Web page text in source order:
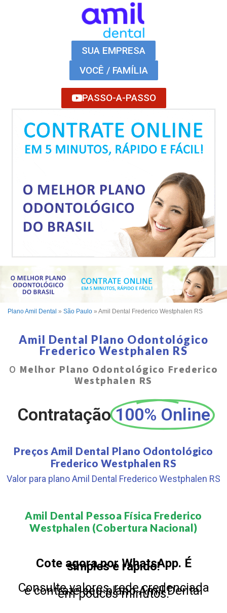
SUA EMPRESA
VOCÊ / FAMÍLIA
PASSO-A-PASSO
Plano Amil Dental » São Paulo » Amil Dental Frederico Westphalen RS
Amil Dental Plano Odontológico
Frederico Westphalen RS
O Melhor Plano Odontológico Frederico
Westphalen RS
Contratação 100% Online
Preços Amil Dental Plano Odontológico
Frederico Westphalen RS
Valor para plano Amil Dental Frederico Westphalen RS
Amil Dental Pessoa Física Frederico
Westphalen (Cobertura Nacional)​
Cote agora por WhatsApp. É
simples e rápido!
Consulte valores, rede credenciada
e contrate seu plano Amil Dental
em poucos minutos.